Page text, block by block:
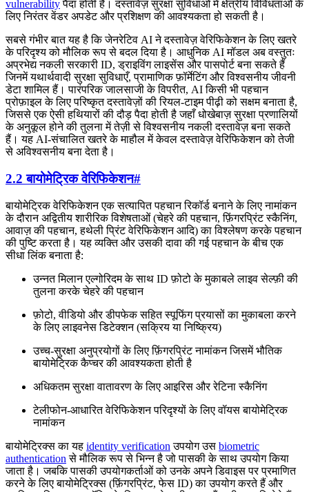
vulnerabilityपैदा होती है। दस्तावेज़ सुरक्षा सुविधाओं में क्षेत्रीय विविधताओं के
लिए निरंतर वेंडर अपडेट और प्रशिक्षण की आवश्यकता हो सकती है।
सबसे गंभीर बात यह है कि जेनरेटिव AI ने दस्तावेज़ वेरिफिकेशन के लिए खतरे
के परिदृश्य को मौलिक रूप से बदल दिया है। आधुनिक AI मॉडल अब वस्तुतः
अप्रभेद्य नकली सरकारी ID, ड्राइविंग लाइसेंस और पासपोर्ट बना सकते हैं
जिनमें यथार्थवादी सुरक्षा सुविधाएँ, प्रामाणिक फ़ॉर्मेटिंग और विश्वसनीय जीवनी
डेटा शामिल हैं। पारंपरिक जालसाजी के विपरीत, AI किसी भी पहचान
प्रोफ़ाइल के लिए परिष्कृत दस्तावेज़ों की रियल-टाइम पीढ़ी को सक्षम बनाता है,
जिससे एक ऐसी हथियारों की दौड़ पैदा होती है जहाँ धोखेबाज़ सुरक्षा प्रणालियों
के अनुकूल होने की तुलना में तेज़ी से विश्वसनीय नकली दस्तावेज़ बना सकते
हैं। यह AI-संचालित खतरे के माहौल में केवल दस्तावेज़ वेरिफिकेशन को तेजी
से अविश्वसनीय बना देता है।
2.2 बायोमेट्रिक वेरिफिकेशन#
बायोमेट्रिक वेरिफिकेशन एक सत्यापित पहचान रिकॉर्ड बनाने के लिए नामांकन
के दौरान अद्वितीय शारीरिक विशेषताओं (चेहरे की पहचान, फ़िंगरप्रिंट स्कैनिंग,
आवाज़ की पहचान, हथेली प्रिंट वेरिफिकेशन आदि) का विश्लेषण करके पहचान
की पुष्टि करता है। यह व्यक्ति और उसकी दावा की गई पहचान के बीच एक
सीधा लिंक बनाता है:
उन्नत मिलान एल्गोरिदम के साथ ID फ़ोटो के मुकाबले लाइव सेल्फ़ी की
तुलना करके चेहरे की पहचान
फ़ोटो, वीडियो और डीपफेक सहित स्पूफिंग प्रयासों का मुकाबला करने
के लिए लाइवनेस डिटेक्शन (सक्रिय या निष्क्रिय)
उच्च-सुरक्षा अनुप्रयोगों के लिए फ़िंगरप्रिंट नामांकन जिसमें भौतिक
बायोमेट्रिक कैप्चर की आवश्यकता होती है
अधिकतम सुरक्षा वातावरण के लिए आइरिस और रेटिना स्कैनिंग
टेलीफोन-आधारित वेरिफिकेशन परिदृश्यों के लिए वॉयस बायोमेट्रिक
नामांकन
बायोमेट्रिक्स का यह identity verification उपयोग उस biometric
authentication से मौलिक रूप से भिन्न है जो पासकी के साथ उपयोग किया
जाता है। जबकि पासकी उपयोगकर्ताओं को उनके अपने डिवाइस पर प्रमाणित
करने के लिए बायोमेट्रिक्स (फ़िंगरप्रिंट, फेस ID) का उपयोग करते हैं और